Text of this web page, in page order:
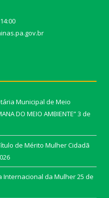
Municipal de Meio
DO MEIO AMBIENTE”3 de
de Mérito Mulher Cidadã
Internacional da Mulher25 de